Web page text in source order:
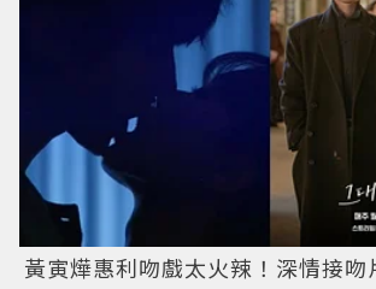
黃寅燁惠利吻戲太火辣！深情接吻